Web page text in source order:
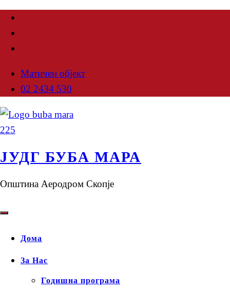
Матичен објект
02 2434 530
ЈУДГ БУБА МАРА
Општина Аеродром Скопје
Дома
За Нас
Годишна програма